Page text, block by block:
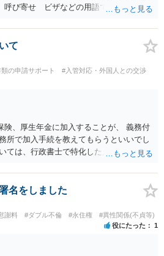
び寄せ ビザなどの用語で検索すると
にある日本大使館ににビザを申請するこ
０日、３０日、あるいは１５日ですが、
かもしれません。ネットでの情報収集
て
の申請サポート #入管対応・外国人との交渉
険、厚生年金に加入することが、 義務付
所で加入手続を教えてもらうといいでし
ては、行政書士で特化した人が何人も い
名をしました
謝料 #ダブル不倫 #永住権 #異性関係(不貞等)
役にたった 1